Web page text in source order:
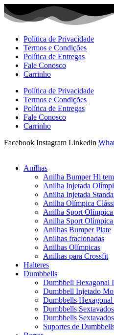
Ir
para
Política de Privacidade
Termos e Condições
Política de Entregas
Fale Conosco
Carrinho
Política de Privacidade
Termos e Condições
Política de Entregas
Fale Conosco
Carrinho
Facebook Instagram Linkedin
Anilhas
Anilha Bumper Hi
Anilha Injetada
Anilha Injetada
Anilha Olímpica
Anilha Sport Olímpica
Anilha Sport Olímpica
Anilhas Bumper Plate
Anilhas fracionadas
Anilhas Olímpicas
Anilhas para Crossfit
Halteres
Dumbbells
Dumbbell Hexagonal
Dumbbell Injetado
Dumbbells
Dumbbells
Dumbbells
Suportes de